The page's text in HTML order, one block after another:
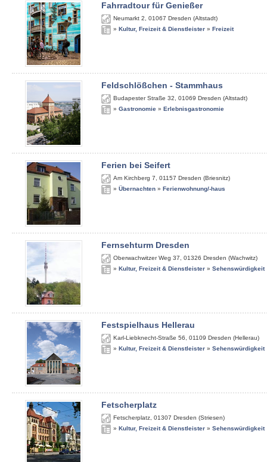
Fahrradtour für Genießer
Neumarkt 2 01067 Dresden (Altstadt)
» Kultur, Freizeit & Dienstleister » Freizeit
Feldschlößchen - Stammhaus
Budapester Straße 32 01069 Dresden (Altstadt)
» Gastronomie » Erlebnisgastronomie
Ferien bei Seifert
Am Kirchberg 7 01157 Dresden (Briesnitz)
» Übernachten » Ferienwohnung/-haus
Fernsehturm Dresden
Oberwachwitzer Weg 37 01326 Dresden (Wachwitz)
» Kultur, Freizeit & Dienstleister » Sehenswürdigkeit
Festspielhaus Hellerau
Karl-Liebknecht-Straße 56 01109 Dresden (Hellerau)
» Kultur, Freizeit & Dienstleister » Sehenswürdigkeit
Fetscherplatz
Fetscherplatz 01307 Dresden (Striesen)
» Kultur, Freizeit & Dienstleister » Sehenswürdigkeit